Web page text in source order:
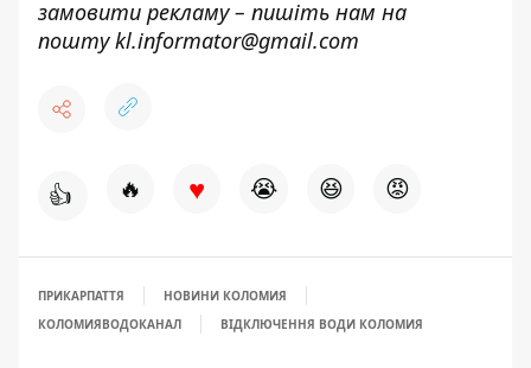
замовити рекламу – пишіть нам на
поштуkl.informator@gmail.com
👍 🔥 ♥ 😭 😆 😡
ПРИКАРПАТТЯ
НОВИНИ КОЛОМИЯ
КОЛОМИЯВОДОКАНАЛ
ВІДКЛЮЧЕННЯ ВОДИ КОЛОМИЯ